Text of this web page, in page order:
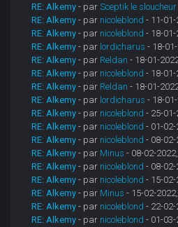
RE: Alkemy - parSceptik le sloucheur
RE: Alkemy - par nicoleblond - 11-
RE: Alkemy - par nicoleblond - 18-
RE: Alkemy - par lordicharus - 18-
RE: Alkemy - par Reldan - 18-01-
RE: Alkemy - par nicoleblond - 18-
RE: Alkemy - par Reldan - 18-01-
RE: Alkemy - par lordicharus - 18-
RE: Alkemy - par nicoleblond - 25-
RE: Alkemy - par nicoleblond - 01-
RE: Alkemy - par nicoleblond - 08-
RE: Alkemy - par Minus - 08-02-
RE: Alkemy - par nicoleblond - 08-
RE: Alkemy - par nicoleblond - 15-
RE: Alkemy - par Minus - 15-02-
RE: Alkemy - par nicoleblond - 22-
RE: Alkemy - par nicoleblond - 01-